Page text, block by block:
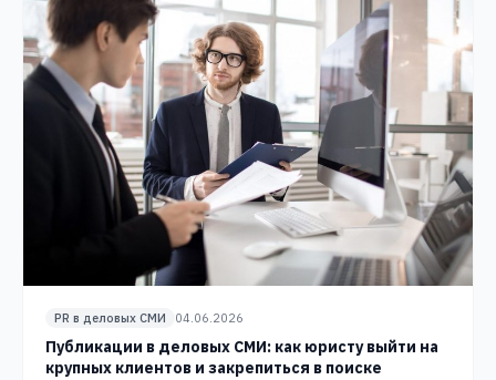
PR в деловых СМИ 04.06.2026
Публикации в деловых СМИ: как юристу выйти на
крупных клиентов и закрепиться в поиске